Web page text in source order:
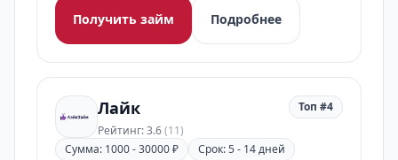
Получить займ
Подробнее
Лайк
Рейтинг: 3.6(11)
Топ #4
Сумма: 1000 - 30000 ₽ Срок: 5 - 14 дней